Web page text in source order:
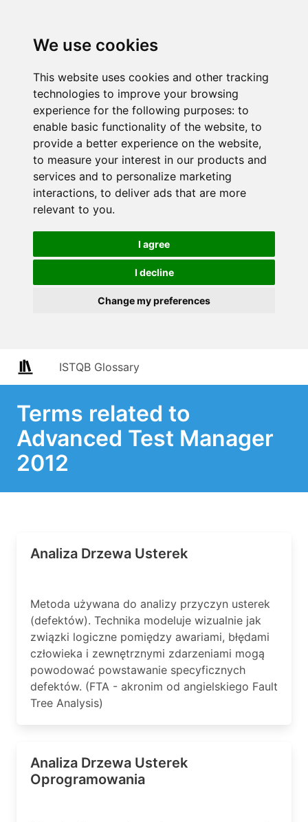
We use cookies
This website uses cookies and other tracking
technologies to improve your browsing
experience for the following purposes: to
enable basic functionality of the website, to
provide a better experience on the website,
to measure your interest in our products and
services and to personalize marketing
interactions, to deliver ads that are more
relevant to you.
I agree
I decline
Change my preferences
ISTQB Glossary
Terms related to
Advanced Test Manager
2012
Analiza Drzewa Usterek
Metoda używana do analizy przyczyn usterek
(defektów). Technika modeluje wizualnie jak
związki logiczne pomiędzy awariami, błędami
człowieka i zewnętrznymi zdarzeniami mogą
powodować powstawanie specyficznych
defektów. (FTA - akronim od angielskiego Fault
Tree Analysis)
Analiza Drzewa Usterek
Oprogramowania